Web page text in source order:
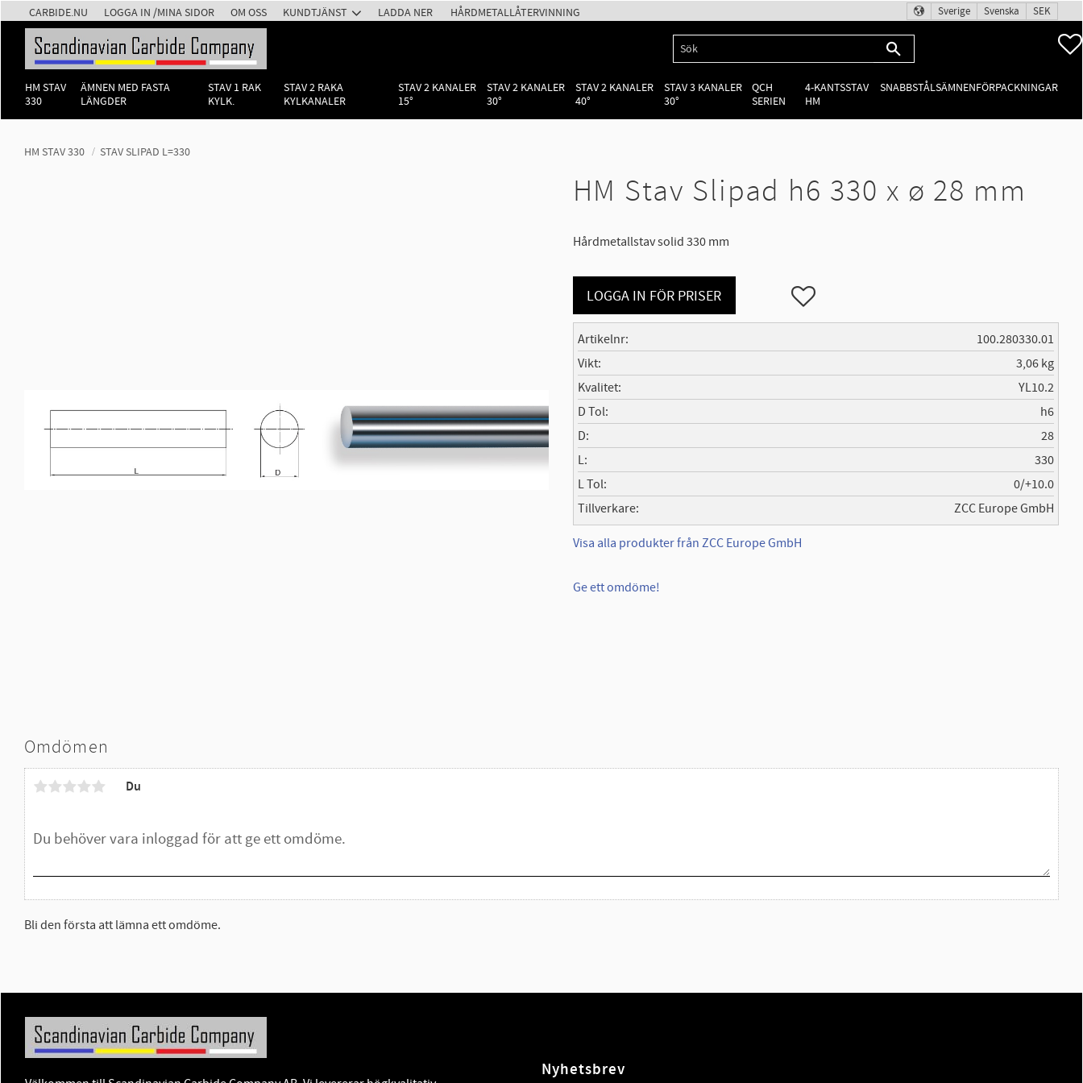
CARBIDE.NU LOGGA IN /MINA SIDOR OM OSS KUNDTJÄNST LADDA NER HÅRDMETALLÅTERVINNING Sverige Svenska SEK
HM STAV
330
ÄMNEN MED FASTA
LÄNGDER
STAV 1 RAK
KYLK.
STAV 2 RAKA
KYLKANALER
STAV 2 KANALER
15°
STAV 2 KANALER
30°
STAV 2 KANALER
40°
STAV 3 KANALER
30°
QCH
SERIEN
4-KANTSSTAV
HM
SNABBSTÅLSÄMNENFÖRPACKNINGAR
HM STAV 330 STAV SLIPAD L=330
HM Stav Slipad h6 330 x ø 28 mm
Hårdmetallstav solid 330 mm
LOGGA IN FÖR PRISER Lägg till i favoriter
Artikelnr
100.280330.01
Vikt
3,06 kg
Kvalitet
YL10.2
D Tol
h6
D
28
L
330
L Tol
0/+10.0
Tillverkare
ZCC Europe GmbH
Visa alla produkter från ZCC Europe GmbH
Ge ett omdöme!
Omdömen
Du
Bli den första att lämna ett omdöme.
Nyhetsbrev